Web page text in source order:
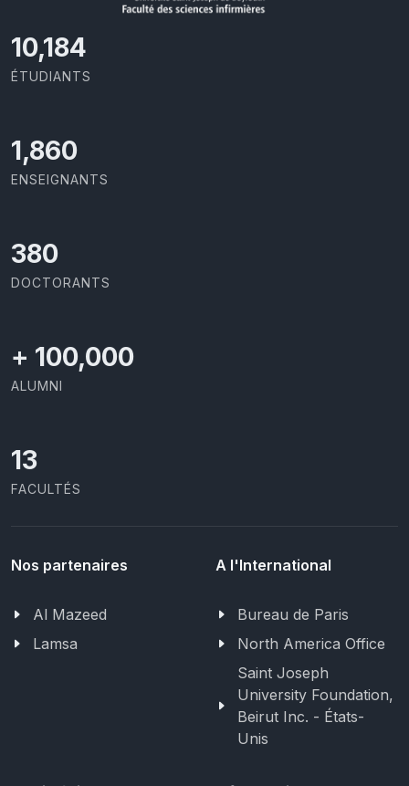
11,110
ÉTUDIANTS
2,086
ENSEIGNANTS
414
DOCTORANTS
+ 100,000
ALUMNI
13
FACULTÉS
Nos partenaires
Al Mazeed
Lamsa
A l'International
Bureau de Paris
North America Office
Saint Joseph
University Foundation,
Beirut Inc. - États-
Unis